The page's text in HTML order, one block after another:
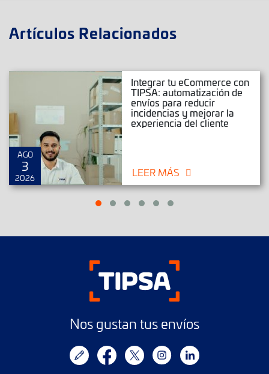
Artículos Relacionados
AGO
3
2026
Integrar tu eCommerce con
TIPSA: automatización de
envíos para reducir
incidencias y mejorar la
experiencia del cliente
LEER MÁS
Nos gustan tus envíos